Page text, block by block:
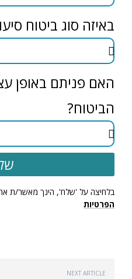
באיזה סוג ביטוח
האם פניתם באופן
הביטוח?
בלחיצה על 'שלח', הינך מאשר/ת
הפרטיות
NEXT ARTICLE